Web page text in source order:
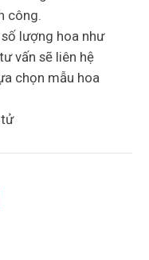
công.
lượng hoa như
vấn sẽ liên hệ
chọn mẫu hoa